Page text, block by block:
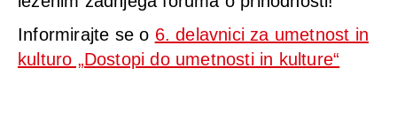
Inform­i­raj­te se o 6. delav­ni­ci za umet­nost in
kul­turo „Dosto­pi do umet­nos­ti in kul­tu­re“